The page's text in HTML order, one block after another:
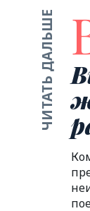
ЧИТАТЬ ДАЛЬШЕ